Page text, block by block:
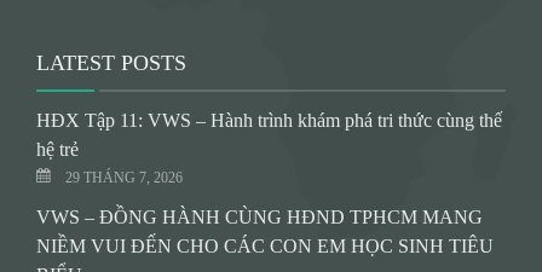
LATEST POSTS
HĐX Tập 11: VWS – Hành trình khám phá tri thức cùng thế
hệ trẻ
29 THÁNG 7, 2026
VWS – ĐỒNG HÀNH CÙNG HĐND TPHCM MANG
NIỀM VUI ĐẾN CHO CÁC CON EM HỌC SINH TIÊU